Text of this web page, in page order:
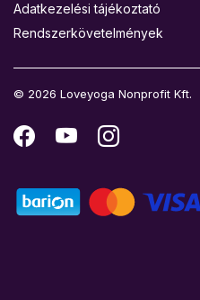
Adatkezelési tájékoztató
Rendszerkövetelmények
© 2026 Loveyoga Nonprofit Kft.